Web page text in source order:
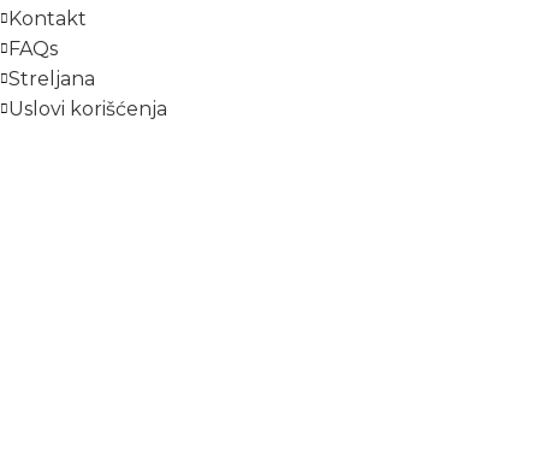
Kontakt
FAQs
Streljana
Uslovi korišćenja